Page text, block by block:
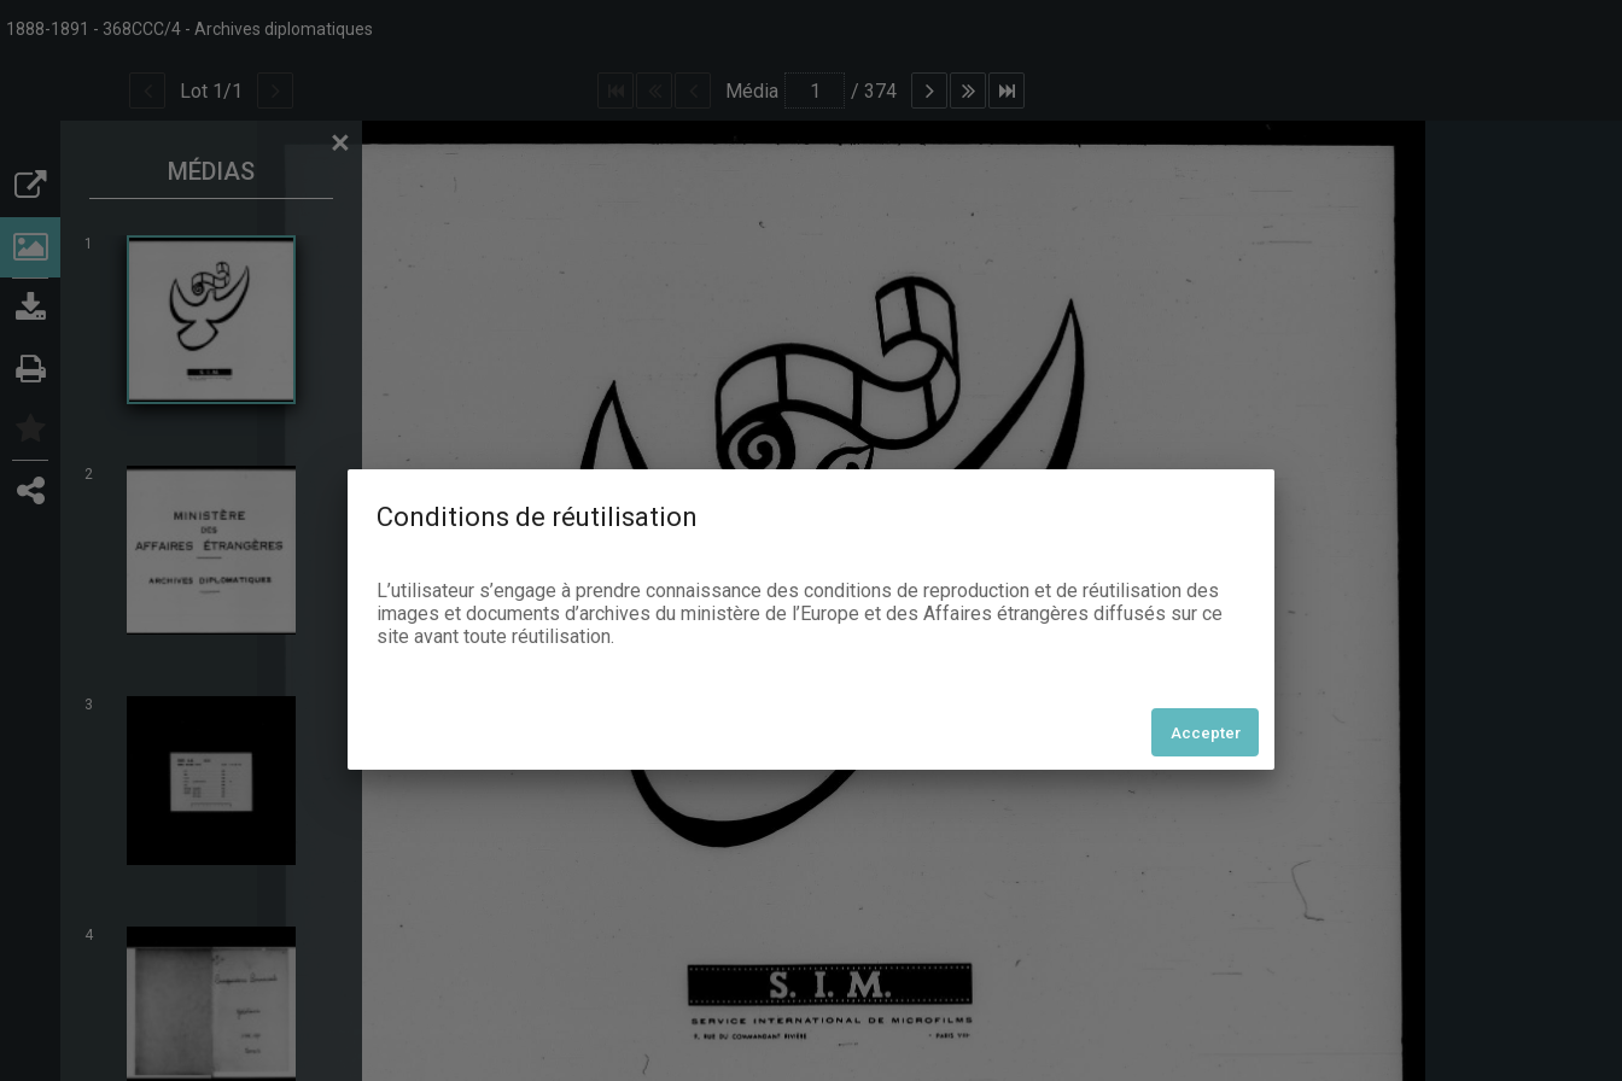
1888-1891 368CCC/4 Archives diplomatiques
Lot 1 /1 Média / 374
MÉDIAS
×
1
2
3
4
Conditions de réutilisation
L’utilisateur s’engage à prendre connaissance des conditions de reproduction et de réutilisation des
images et documents d’archives du ministère de l’Europe et des Affaires étrangères diffusés sur ce
site avant toute réutilisation.